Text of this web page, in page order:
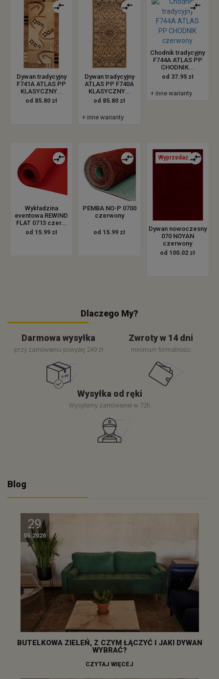
Dywan tradycyjny
F741A ATLAS PP
KLASYCZNY...
od 85.80 zł
Dywan tradycyjny
ATLAS PP F740A
KLASYCZNY...
od 85.80 zł
+ inne warianty
Chodnik tradycyjny
F744A ATLAS PP
CHODNIK...
od 37.95 zł
+ inne warianty
Wykładzina
eventowa REWIND
FLAT 0713 czer...
od 15.99 zł
PEMBA NO-P 0700
czerwony
od 15.99 zł
Wyprzedaż
Dywan nowoczesny
070 NOYAN
czerwony
od 100.02 zł
Dlaczego My?
Darmowa wysyłka
przy zamówieniu powyżej 249 zł
Zwroty w 14 dni
minimum formalności
Wysyłka od ręki
Wysyłamy zamówienie w 72h
Blog
29
05.2026
BUTELKOWA ZIELEŃ, Z CZYM ŁĄCZYĆ I JAKI DYWAN
WYBRAĆ?
CZYTAJ WIĘCEJ